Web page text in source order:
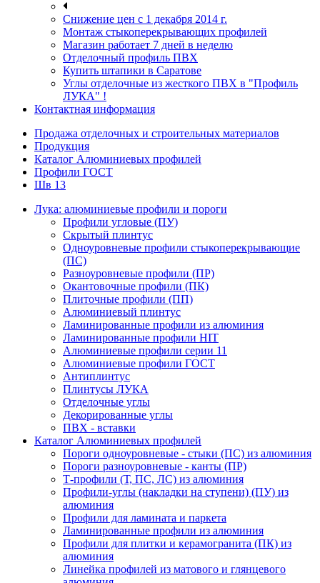
Снижение цен с 1 декабря 2014 г.
Монтаж стыкоперекрывающих профилей
Магазин работает 7 дней в неделю
Отделочный профиль ПВХ
Купить штапики в Саратове
Углы отделочные из жесткого ПВХ в "Профиль
ЛУКА" !
Контактная информация
Продажа отделочных и строительных материалов
Продукция
Каталог Алюминиевых профилей
Профили ГОСТ
Шв 13
Лука: алюминиевые профили и пороги
Профили угловые (ПУ)
Скрытый плинтус
Одноуровневые профили стыкоперекрывающие
(ПС)
Разноуровневые профили (ПР)
Окантовочные профили (ПК)
Плиточные профили (ПП)
Алюминиевый плинтус
Ламинированные профили из алюминия
Ламинированные профили HIT
Алюминиевые профили серии 11
Алюминиевые профили ГОСТ
Антиплинтус
Плинтусы ЛУКА
Отделочные углы
Декорированные углы
ПВХ - вставки
Каталог Алюминиевых профилей
Пороги одноуровневые - стыки (ПС) из алюминия
Пороги разноуровневые - канты (ПР)
Т-профили (Т, ПС, ЛС) из алюминия
Профили-углы (накладки на ступени) (ПУ) из
алюминия
Профили для ламината и паркета
Ламинированные профили из алюминия
Профили для плитки и керамогранита (ПК) из
алюминия
Линейка профилей из матового и глянцевого